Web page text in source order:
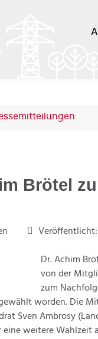
Brötel
Veröffentlicht:
Dr. Achim
von der
zum
worden. Die
Sven Ambrosy
weitere